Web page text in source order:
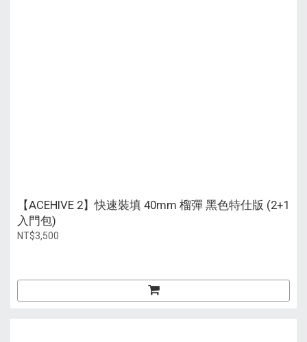
【ACEHIVE 2】快速裝填 40mm 榴彈 黑色特仕版 (2+1
入門包)
NT$3,500